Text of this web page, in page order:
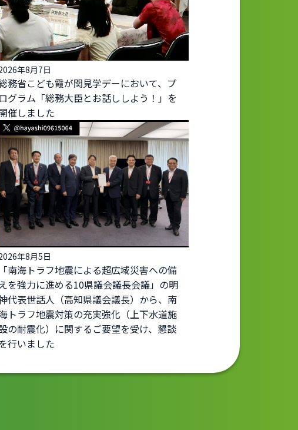
年8月7日
務省こども霞が関見学デーにおいて、プ
ログラム「総務大臣とお話ししよう！」を
催しました
年8月5日
「南海トラフ地震による超広域災害への備
えを強力に進める10県議会議長会議」の明
代表世話人（高知県議会議長）から、南
トラフ地震対策の充実強化（上下水道施
の耐震化）に関するご要望を受け、懇談
行いました